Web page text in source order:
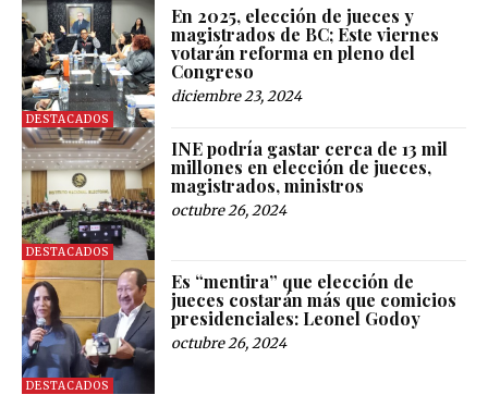
DESTACADOS
En 2025, elección de jueces y
magistrados de BC; Este viernes
votarán reforma en pleno del
Congreso
diciembre 23, 2024
DESTACADOS
INE podría gastar cerca de 13 mil
millones en elección de jueces,
magistrados, ministros
octubre 26, 2024
DESTACADOS
Es “mentira” que elección de
jueces costarán más que comicios
presidenciales: Leonel Godoy
octubre 26, 2024